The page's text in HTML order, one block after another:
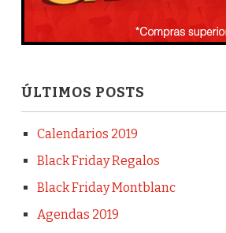
ÚLTIMOS POSTS
Calendarios 2019
Black Friday Regalos
Black Friday Montblanc
Agendas 2019